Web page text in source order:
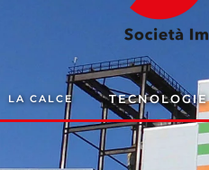
LA CALCE TECNOLOGIE